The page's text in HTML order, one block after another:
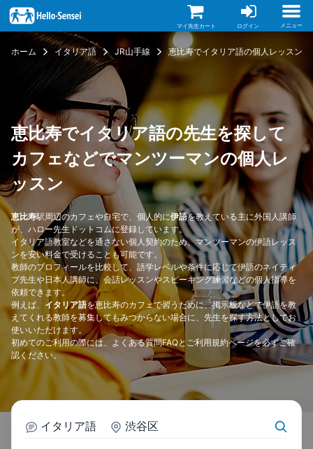
イ
ン
コ
マイ先生カート ログイン メニュー
ホーム イタリア語 JR山手線 恵比寿でイタリア語の個人レッスン
恵比寿でイタリア語の先生を探して
カフェなどでマンツーマンの個人レ
ッスン
恵比寿駅周辺のカフェや自宅で、個人的に伊語を教えている主に外国人講師
が、ハロー先生ドットコムに登録しています。
イタリア語教室などを通さない個人契約のため、マンツーマンの伊語レッス
ンを安い料金で受けることも可能です。
教師のプロフィールを比較して、語学レベルや条件に応じて伊語のネイティ
ブ先生や日本人講師に、会話レッスンやスピーキング練習などの個人指導を
依頼できます。
例えば、 イタリア語を恵比寿のカフェで習うために、掲示板などで伊語を教
えてくれる教師を募集してもみつからない場合に、先生を探す方法としてお
使いいただけます。
初めてのご利用の際には、 よくある質問FAQと ご利用規約ページを必ずご確
認ください。
イタリア語 渋谷区